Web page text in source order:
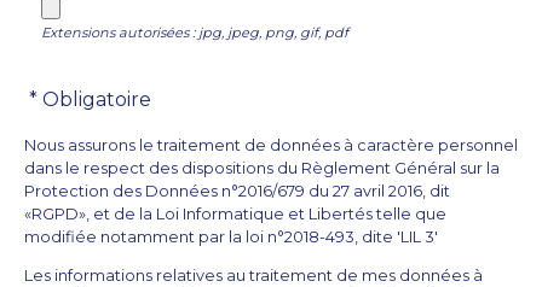
Extensions autorisées : jpg, jpeg, png, gif, pdf
Nous assurons le traitement de données à caractère personnel
dans le respect des dispositions du Règlement Général sur la
Protection des Données n°2016/679 du 27 avril 2016, dit
«RGPD», et de la Loi Informatique et Libertés telle que
modifiée notamment par la loi n°2018-493, dite 'LIL 3'
Les informations relatives au traitement de mes données à